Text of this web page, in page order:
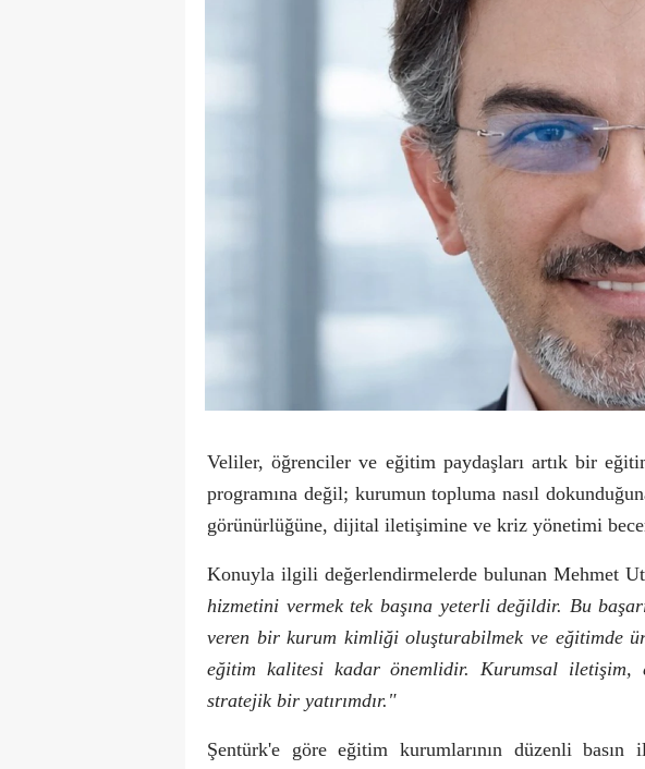
Veliler, öğrenciler ve eğitim paydaşları artık bir
programına değil; kurumun topluma nasıl
görünürlüğüne, dijital iletişimine ve kriz yönetimi
Konuyla ilgili değerlendirmelerde bulunan Mehmet
hizmetini vermek tek başına yeterli değildir. Bu
veren bir kurum kimliği oluşturabilmek ve eğitimde
eğitim kalitesi kadar önemlidir. Kurumsal iletişim,
stratejik bir yatırımdır."
Şentürk'e göre eğitim kurumlarının düzenli basın